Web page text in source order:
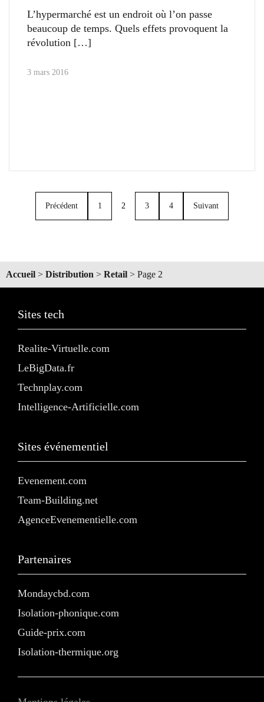
L’hypermarché est un endroit où l’on passe
beaucoup de temps. Quels effets provoquent la
révolution
3 mars 2016
Précédent 1 2 3 4 Suivant
Accueil > Distribution > Retail > Page 2
Sites tech
Realite-Virtuelle.com
LeBigData.fr
Technplay.com
Intelligence-Artificielle.com
Sites événementiel
Evenement.com
Team-Building.net
AgenceEvenementielle.com
Partenaires
Mondaycbd.com
Isolation-phonique.com
Guide-prix.com
Isolation-thermique.org